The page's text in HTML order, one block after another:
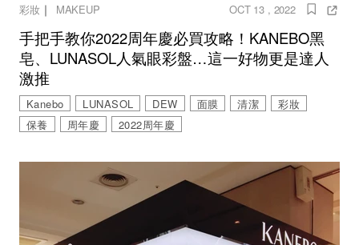
彩妝｜ MAKEUP OCT 13 , 2022
手把手教你2022周年慶必買攻略！KANEBO黑
皂、LUNASOL人氣眼彩盤…這一好物更是達人
激推
Kanebo LUNASOL DEW 面膜 清潔
彩妝
保養
周年慶 2022周年慶